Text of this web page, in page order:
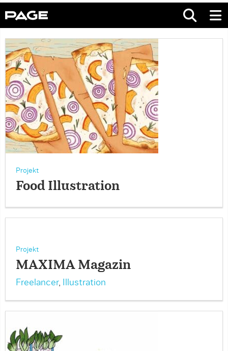
Projekt
Food Illustration
Projekt
MAXIMA Magazin
Freelancer, Illustration